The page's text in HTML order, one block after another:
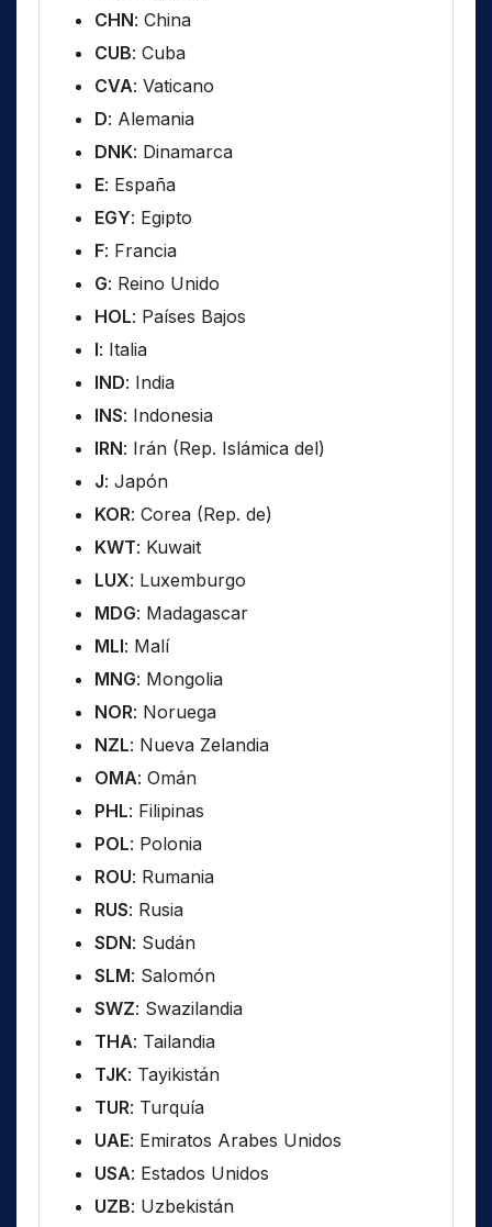
CHN: China
CUB: Cuba
CVA: Vaticano
D: Alemania
DNK: Dinamarca
E: España
EGY: Egipto
F: Francia
G: Reino Unido
HOL: Países Bajos
I: Italia
IND: India
INS: Indonesia
IRN: Irán (Rep. Islámica del)
J: Japón
KOR: Corea (Rep. de)
KWT: Kuwait
LUX: Luxemburgo
MDG: Madagascar
MLI: Malí
MNG: Mongolia
NOR: Noruega
NZL: Nueva Zelandia
OMA: Omán
PHL: Filipinas
POL: Polonia
ROU: Rumania
RUS: Rusia
SDN: Sudán
SLM: Salomón
SWZ: Swazilandia
THA: Tailandia
TJK: Tayikistán
TUR: Turquía
UAE: Emiratos Arabes Unidos
USA: Estados Unidos
UZB: Uzbekistán